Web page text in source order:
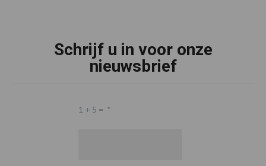
Schrijf u in voor onze
nieuwsbrief
1 + 5 = *